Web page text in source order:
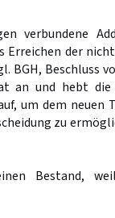
verbundene
Erreichen der
BGH, Beschluss
an und hebt
um dem neuen
zu
Bestand,